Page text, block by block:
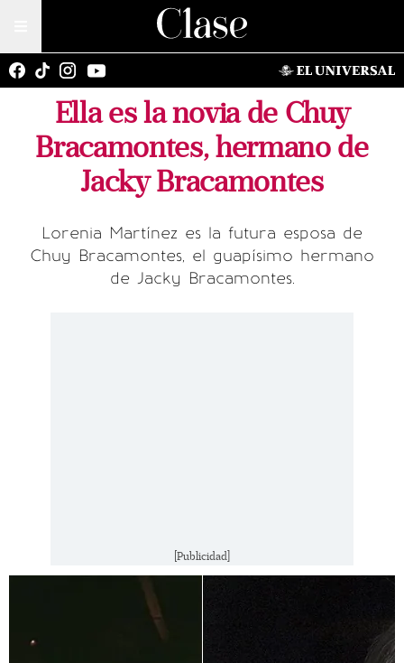
Ella es la novia de Chuy
Bracamontes, hermano de
Jacky Bracamontes
Lorenia Martínez es la futura esposa de
Chuy Bracamontes, el guapísimo hermano
de Jacky Bracamontes.
[Publicidad]